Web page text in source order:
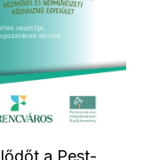
a Pest-